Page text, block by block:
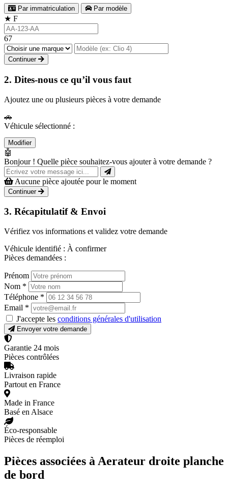
Par immatriculation Par modèle
★ F
67
Continuer
2. Dites-nous ce qu’il vous faut
Ajoutez une ou plusieurs pièces à votre demande
🚗
Véhicule sélectionné :
Modifier
🤖
Bonjour ! Quelle pièce souhaitez-vous ajouter à votre demande ?
Aucune pièce ajoutée pour le moment
Continuer
3. Récapitulatif & Envoi
Vérifiez vos informations et validez votre demande
Véhicule identifié : À confirmer
Pièces demandées :
Prénom
Nom *
Téléphone *
Email *
J'accepte les conditions générales d'utilisation
Envoyer votre demande
Garantie 24 mois
Pièces contrôlées
Livraison rapide
Partout en France
Made in France
Basé en Alsace
Éco-responsable
Pièces de réemploi
Pièces associées à Aerateur droite planche
de bord